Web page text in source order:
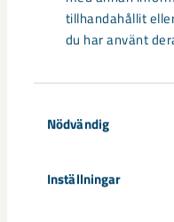
tillhandahållit
du har använt
Nödvändig
Inställningar
Anders Berg och Bo
sammanställa data som